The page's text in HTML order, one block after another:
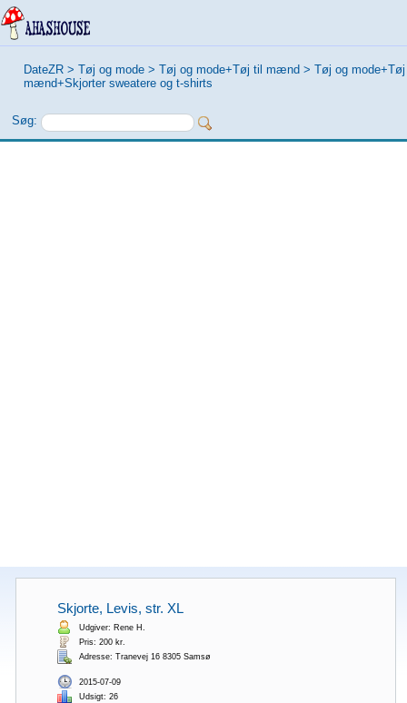
DateZR > Tøj og mode > Tøj og mode+Tøj til mænd > Tøj og
mænd+Skjorter sweatere og t-shirts
Søg:
Skjorte, Levis, str. XL
Udgiver: Rene H.
Pris: 200 kr.
Adresse: Tranevej 16 8305 Samsø
2015-07-09
Udsigt: 26